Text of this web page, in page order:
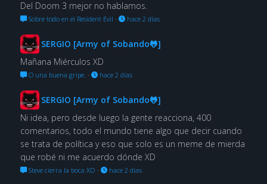
Del Doom 3 mejor no hablamos.
Sobre todo en el Resident Evil · hace 2 días
SERGIO [Army of Sobando🐸]
Mañana Miérculos XD
O una buena gripe. · hace 2 días
SERGIO [Army of Sobando🐸]
Ni idea, pero desde luego la gente reacciona, 400
comentarios, todo el mundo tiene algo que decir cuando
se trata de política y eso que solo es un meme de mierda
que robé ni me acuerdo dónde XD
Steve cierra la boca XD · hace 2 días